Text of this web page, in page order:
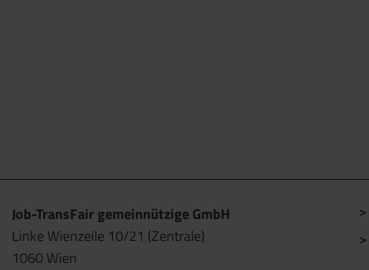
Job-TransFair gemeinnützige GmbH
Linke Wienzeile 10/21 (Zentrale)
1060 Wien